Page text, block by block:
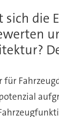
sich die